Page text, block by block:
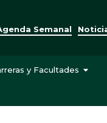
Semanal
y Facultades